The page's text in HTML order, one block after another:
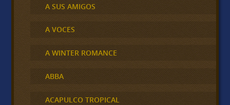
A SUS AMIGOS
A VOCES
A WINTER ROMANCE
ABBA
ACAPULCO TROPICAL